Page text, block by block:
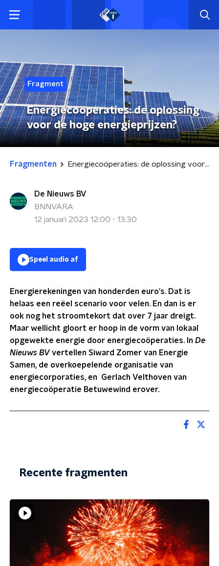
Fragment
Energiecoöperaties: de oplossing
voor de hoge energieprijzen?
Fragmenten Energiecoöperaties: de oplossing voor de hoge energieprijzen?
De Nieuws BV
BNNVARA
12 januari 2023 12:00 - 13:30
Speel audio af
Energierekeningen van honderden euro's. Dat is
helaas een reëel scenario voor velen. En dan is er
ook nog het stroomtekort dat over 7 jaar dreigt.
Maar wellicht gloort er hoop in de vorm van lokaal
opgewekte energie door energiecoöperaties. In De
Nieuws BV vertellen Siward Zomer van Energie
Samen, de overkoepelende organisatie van
energiecorporaties, en
Gerlach Velthoven van
energiecoöperatie Betuwewind erover.
Recente fragmenten